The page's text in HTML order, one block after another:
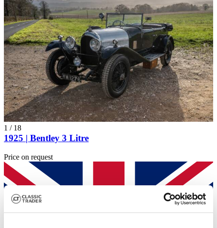
1 / 18
1925 | Bentley 3 Litre
Price on request